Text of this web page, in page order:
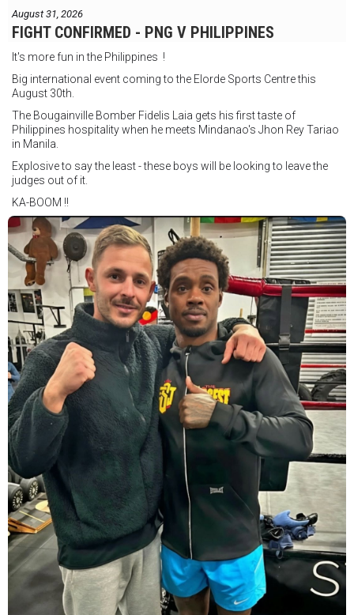
August 31, 2026
FIGHT CONFIRMED - PNG V PHILIPPINES
It's more fun in the Philippines !
Big international event coming to the Elorde Sports Centre this
August 30th.
The Bougainville Bomber Fidelis Laia gets his first taste of
Philippines hospitality when he meets Mindanao's Jhon Rey Tariao
in Manila.
Explosive to say the least - these boys will be looking to leave the
judges out of it.
KA-BOOM !!